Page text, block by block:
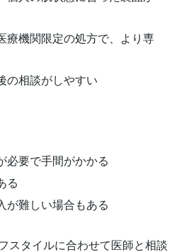
療機関限定の処方で、より専
の相談がしやすい
必要で手間がかかる
る
が難しい場合もある
スタイルに合わせて医師と相談